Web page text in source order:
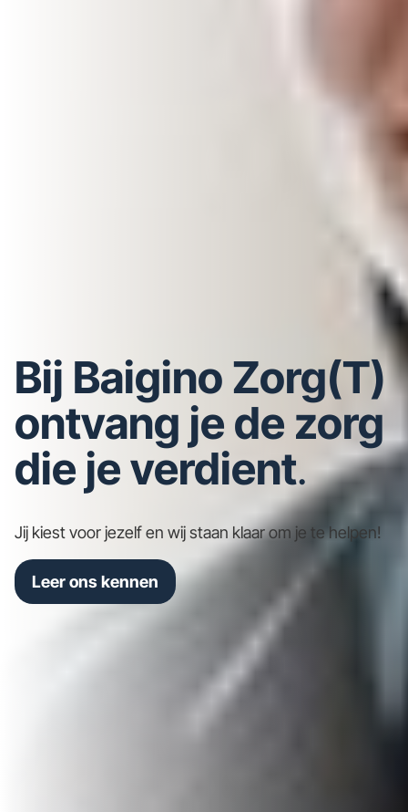
Bij Baigino Zorg(T)
ontvang je de zorg
die je verdient.
Jij kiest voor jezelf en wij staan klaar om je te helpen!
Leer ons kennen